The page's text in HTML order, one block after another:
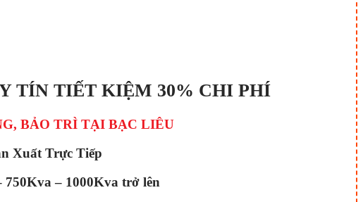
TÍN TIẾT KIỆM 30% CHI PHÍ
BẢO TRÌ TẠI BẠC LIÊU
Xuất Trực Tiếp
– 1000Kva trở lên